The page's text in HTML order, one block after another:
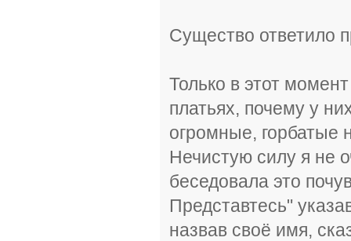
Существо ответило
Только в этот
платьях, почему у
огромные, горбатые
Нечистую силу я не
беседовала это
Представтесь"
назвав своё имя,